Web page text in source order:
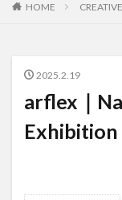
HOME CREATIVE
2025.2.19
arflex｜
Exhibition